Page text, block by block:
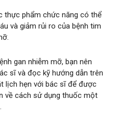
thực phẩm chức năng có thể
và giảm rủi ro của bệnh tim
gan nhiễm mỡ, bạn nên
sĩ và đọc kỹ hướng dẫn trên
lịch hẹn với bác sĩ để được
về cách sử dụng thuốc một